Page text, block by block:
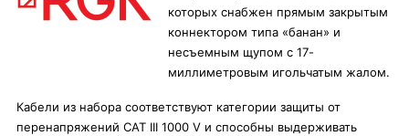
которых снабжен прямым закрытым
коннектором типа «банан» и
несъемным щупом с 17-
миллиметровым игольчатым жалом.
Кабели из набора соответствуют категории защиты от
перенапряжений CAT III 1000 V и способны выдерживать